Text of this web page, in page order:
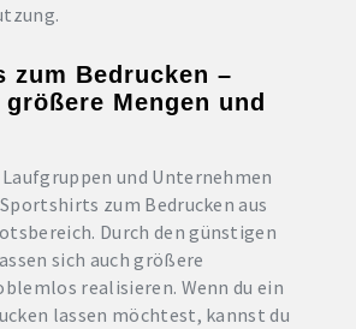
zum Bedrucken –
Mengen und
Laufgruppen und Unternehmen
zum Bedrucken aus
Durch den günstigen
sich auch größere
realisieren. Wenn du ein
lassen möchtest, kannst du